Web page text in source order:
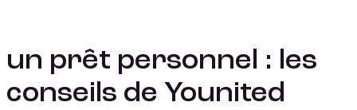
un prêt personnel : les
conseils de Younited